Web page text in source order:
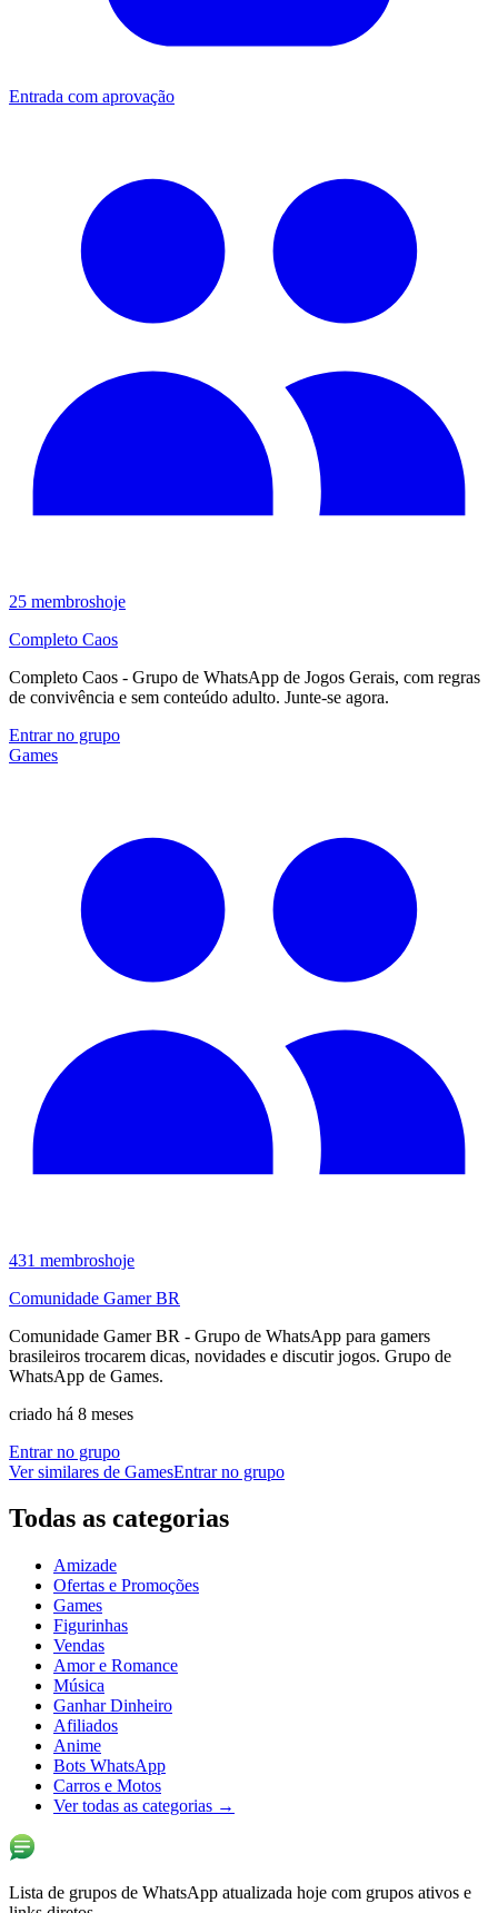
Entrada com aprovação
25 membroshoje
Completo Caos
Completo Caos - Grupo de WhatsApp de Jogos Gerais, com regras
de convivência e sem conteúdo adulto. Junte-se agora.
Entrar no grupo
Games
431 membroshoje
Comunidade Gamer BR
Comunidade Gamer BR - Grupo de WhatsApp para gamers
brasileiros trocarem dicas, novidades e discutir jogos. Grupo de
WhatsApp de Games.
criado há 8 meses
Entrar no grupo
Ver similares de GamesEntrar no grupo
Todas as categorias
Amizade
Ofertas e Promoções
Games
Figurinhas
Vendas
Amor e Romance
Música
Ganhar Dinheiro
Afiliados
Anime
Bots WhatsApp
Carros e Motos
Ver todas as categorias →
Lista de grupos de WhatsApp atualizada hoje com grupos ativos e